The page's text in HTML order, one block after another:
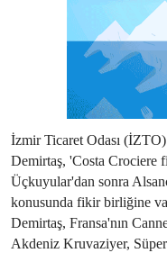
İzmir Ticaret Odası
Demirtaş, 'Costa Crociere
Üçkuyular'dan sonra
konusunda fikir birliğine
Demirtaş, Fransa'nın
Akdeniz Kruvaziyer,